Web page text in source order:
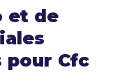
et de
pour Cfc